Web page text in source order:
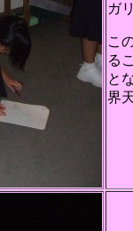
ガ
こ
る
と
界